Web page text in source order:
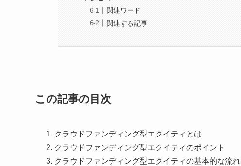
関連ワード
関連する記事
この記事の目次
クラウドファンディング型エクイティとは
クラウドファンディング型エクイティのポイント
クラウドファンディング型エクイティの基本的な流れ